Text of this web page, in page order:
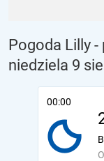
Pogoda Lilly
niedziela 9
00:00